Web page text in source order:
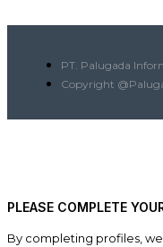
PT. Palugada
Copyright
PLEASE COMPLETE
By completing profiles,